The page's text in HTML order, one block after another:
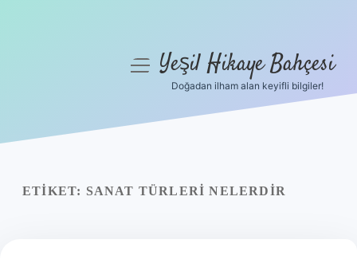
Yasal Uyarı
menüyüYeşil Hikaye Bahçesi
Doğadan ilham alan keyifli bilgiler!
ETIKET: SANAT TÜRLERI NELERDIR